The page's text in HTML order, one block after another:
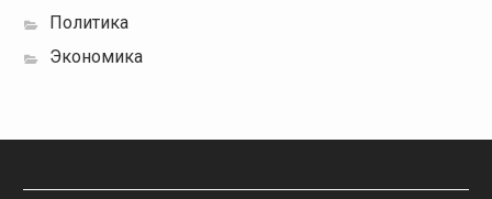
Политика
Экономика